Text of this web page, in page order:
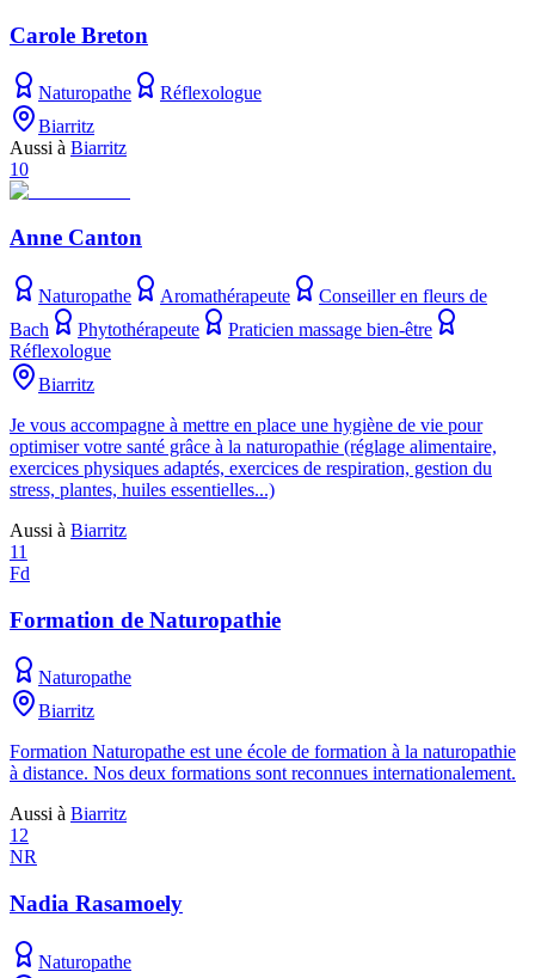
Carole Breton
Naturopathe
Réflexologue
Biarritz
Aussi à Biarritz
10
Anne Canton
Naturopathe Aromathérapeute
Conseiller en fleurs de
Bach
Phytothérapeute
Praticien massage bien-être
Réflexologue
Biarritz
Je vous accompagne à mettre en place une hygiène de vie pour
optimiser votre santé grâce à la naturopathie (réglage alimentaire,
exercices physiques adaptés, exercices de respiration, gestion du
stress, plantes, huiles essentielles...)
Aussi à Biarritz
11
Fd
Formation de Naturopathie
Naturopathe
Biarritz
Formation Naturopathe est une école de formation à la naturopathie
à distance. Nos deux formations sont reconnues internationalement.
Aussi à Biarritz
12
NR
Nadia Rasamoely
Naturopathe